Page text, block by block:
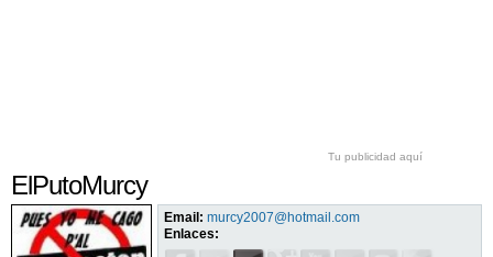
Tu publicidad aquí
ElPutoMurcy
Email: murcy2007@hotmail.com
Enlaces: